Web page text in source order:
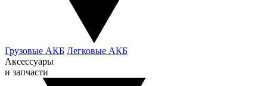
Грузовые АКБ Легковые АКБ
Аксессуары
и запчасти